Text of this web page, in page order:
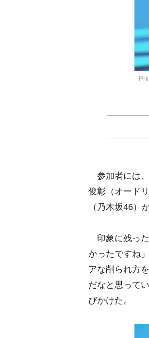
参加者には、
俊彰（オード
（乃木坂46）
印象に残っ
かったですね
アな削られ方
だなと思って
びかけた。